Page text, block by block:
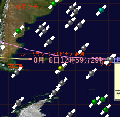
8
8月 8日12時59分29秒